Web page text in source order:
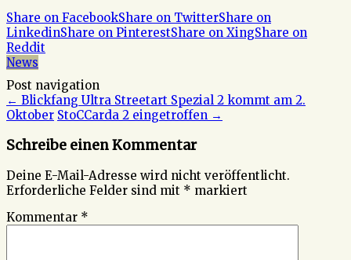
Share on FacebookShare on TwitterShare on
LinkedinShare on PinterestShare on XingShare on
Reddit
News
Post navigation
← Blickfang Ultra Streetart Spezial 2 kommt am 2.
Oktober StoCCarda 2 eingetroffen →
Schreibe einen Kommentar
Deine E-Mail-Adresse wird nicht veröffentlicht.
Erforderliche Felder sind mit * markiert
Kommentar *